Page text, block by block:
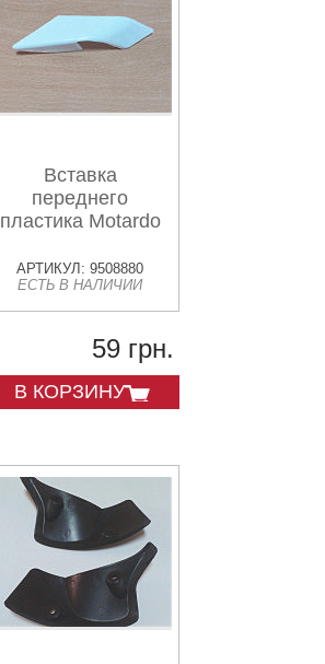
Вставка
переднего
пластика Motardo
АРТИКУЛ: 9508880
ЕСТЬ В НАЛИЧИИ
59 грн.
В КОРЗИНУ